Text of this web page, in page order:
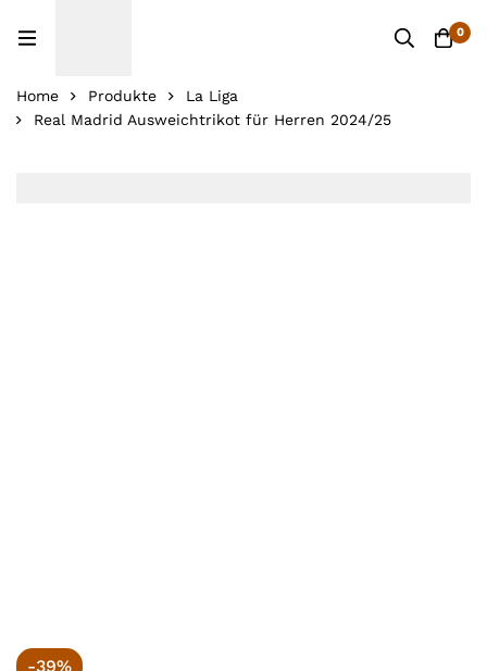
0
Home Produkte
La Liga
Real Madrid Ausweichtrikot für Herren 2024/25
-39%